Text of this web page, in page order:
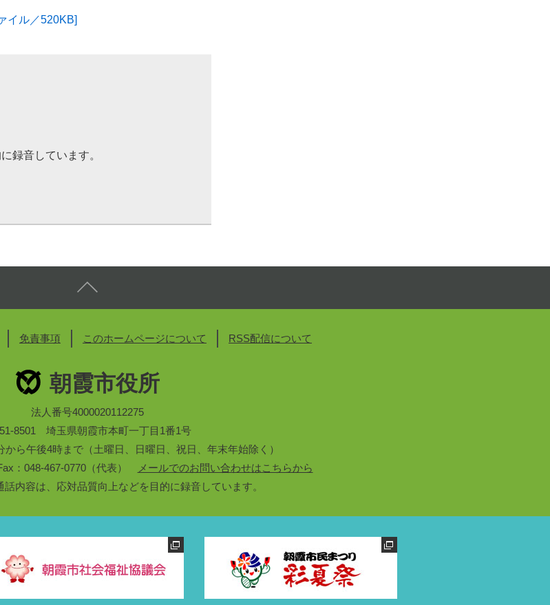
イル／520KB]
録音しています。
免責事項 このホームページについて RSS配信について
朝霞市役所
法人番号4000020112275
8501 埼玉県朝霞市本町一丁目1番1号
から午後4時まで（土曜日、日曜日、祝日、年末年始除く）
：048-467-0770（代表）
メールでのお問い合わせはこちらから
内容は、応対品質向上などを目的に録音しています。